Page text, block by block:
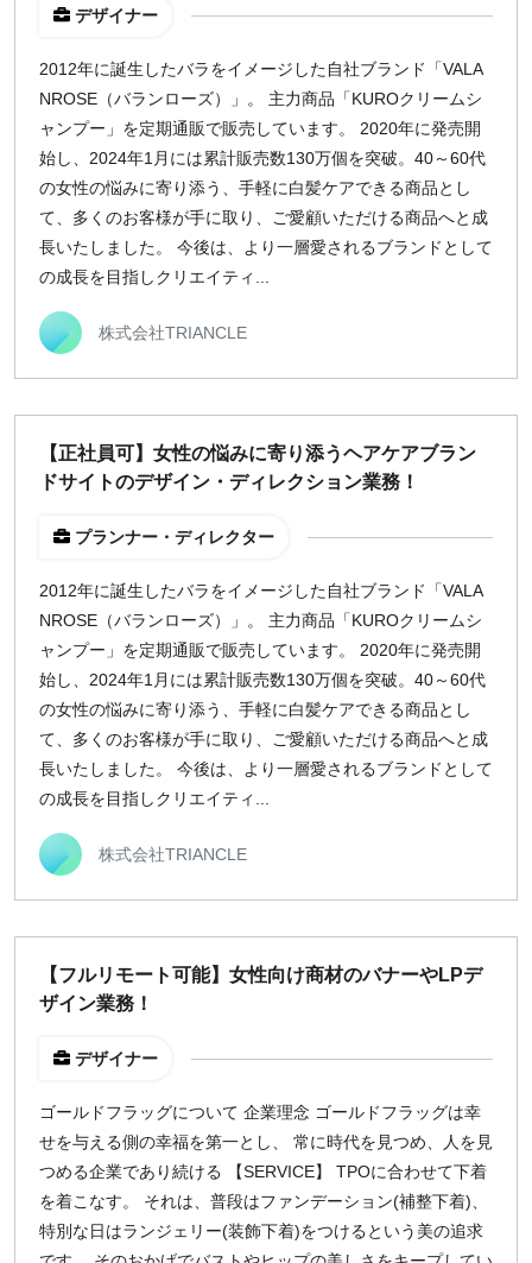
デザイナー
2012年に誕生したバラをイメージした自社ブランド「VALA
NROSE（バランローズ）」。 主力商品「KUROクリームシ
ャンプー」を定期通販で販売しています。 2020年に発売開
始し、2024年1月には累計販売数130万個を突破。40～60代
の女性の悩みに寄り添う、手軽に白髪ケアできる商品とし
て、多くのお客様が手に取り、ご愛顧いただける商品へと成
長いたしました。 今後は、より一層愛されるブランドとして
の成長を目指しクリエイティ...
株式会社TRIANCLE
【正社員可】女性の悩みに寄り添うヘアケアブラン
ドサイトのデザイン・ディレクション業務！
プランナー・ディレクター
2012年に誕生したバラをイメージした自社ブランド「VALA
NROSE（バランローズ）」。 主力商品「KUROクリームシ
ャンプー」を定期通販で販売しています。 2020年に発売開
始し、2024年1月には累計販売数130万個を突破。40～60代
の女性の悩みに寄り添う、手軽に白髪ケアできる商品とし
て、多くのお客様が手に取り、ご愛顧いただける商品へと成
長いたしました。 今後は、より一層愛されるブランドとして
の成長を目指しクリエイティ...
株式会社TRIANCLE
【フルリモート可能】女性向け商材のバナーやLPデ
ザイン業務！
デザイナー
ゴールドフラッグについて 企業理念 ゴールドフラッグは幸
せを与える側の幸福を第一とし、 常に時代を見つめ、人を見
つめる企業であり続ける 【SERVICE】 TPOに合わせて下着
を着こなす。 それは、普段はファンデーション(補整下着)、
特別な日はランジェリー(装飾下着)をつけるという美の追求